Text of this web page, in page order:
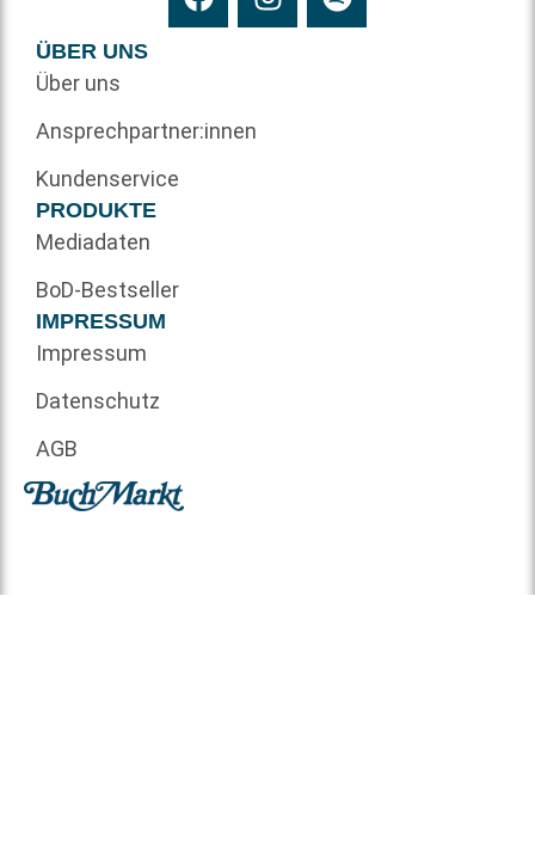
ÜBER UNS
Über uns
Ansprechpartner:innen
Kundenservice
PRODUKTE
Mediadaten
BoD-Bestseller
IMPRESSUM
Impressum
Datenschutz
AGB